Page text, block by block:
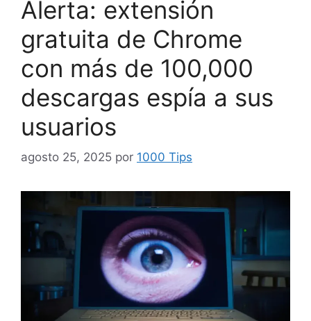
Alerta: extensión
gratuita de Chrome
con más de 100,000
descargas espía a sus
usuarios
agosto 25, 2025 por 1000 Tips